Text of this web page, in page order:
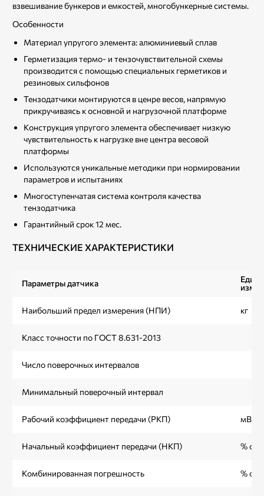
взвешивание бункеров и емкостей, многобункерные системы.
Особенности
Материал упругого элемента: алюминиевый сплав
Герметизация термо- и тензочувствительной схемы
производится с помощью специальных герметиков и
резиновых сильфонов
Тензодатчики монтируются в ценре весов, напрямую
прикручиваясь к основной и нагрузочной платформе
Конструкция упругого элемента обеспечивает низкую
чувствительность к нагрузке вне центра весовой
платформы
Используются уникальные методики при нормировании
параметров и испытаниях
Многоступенчатая система контроля качества
тензодатчика
Гарантийный срок 12 мес.
ТЕХНИЧЕСКИЕ ХАРАКТЕРИСТИКИ
Параметры датчика
Наибольший предел измерения (НПИ) кг
Класс точности по ГОСТ 8.631-2013
Число поверочных интервалов
Минимальный поверочный интервал
Рабочий коэффициент передачи (РКП) мВ/В
Начальный коэффициент передачи (НКП) % от
Комбинированная погрешность % от